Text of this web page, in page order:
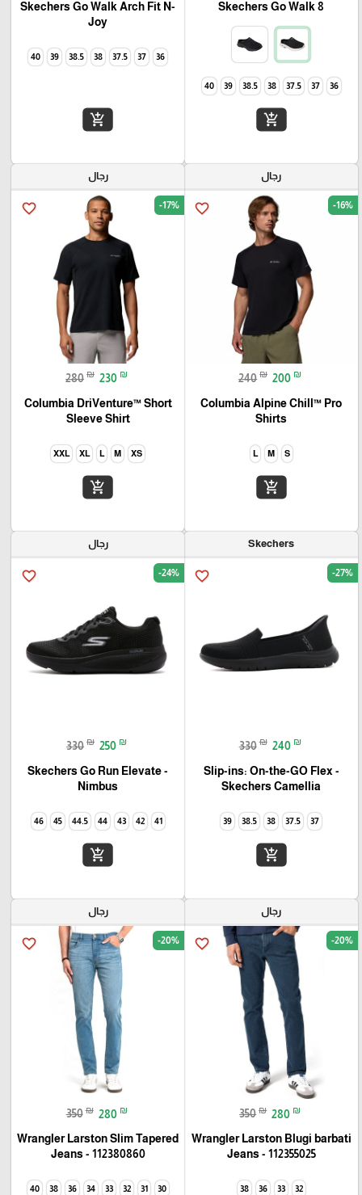
Skechers Go Walk 8
36
37
37.5
38
38.5
39
40
add_shopping_cart
Skechers Go Walk Arch Fit N-
Joy
36
37
37.5
38
38.5
39
40
add_shopping_cart
رجال
favorite_border -16%
240 ₪ 200 ₪
Columbia Alpine Chill™ Pro
Shirts
S
M
L
add_shopping_cart
رجال
favorite_border -17%
280 ₪ 230 ₪
Columbia DriVenture™ Short
Sleeve Shirt
XS
M
L
XL
XXL
add_shopping_cart
Skechers
favorite_border -27%
330 ₪ 240 ₪
Slip-ins: On-the-GO Flex -
Camellia‏ Skechers
37
37.5
38
38.5
39
add_shopping_cart
رجال
favorite_border -24%
330 ₪ 250 ₪
Skechers Go Run Elevate -
Nimbus
41
42
43
44
44.5
45
46
add_shopping_cart
رجال
favorite_border -20%
350 ₪ 280 ₪
Wrangler Larston Blugi barbati
Jeans - 112355025
32
33
36
38
رجال
favorite_border -20%
350 ₪ 280 ₪
Wrangler Larston Slim Tapered
Jeans - 112380860
30
31
32
33
34
36
38
40